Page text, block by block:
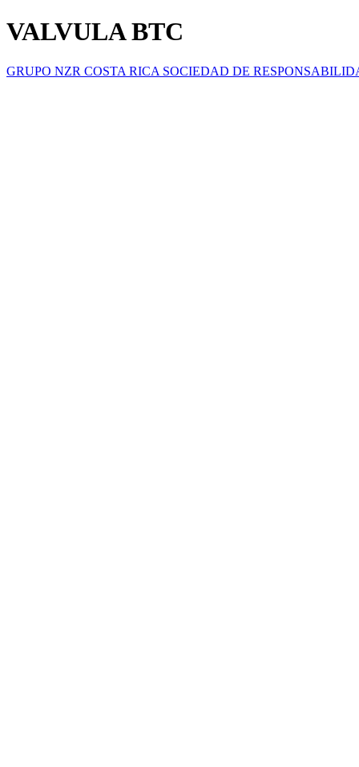
VALVULA BTC
GRUPO NZR COSTA RICA SOCIEDAD DE